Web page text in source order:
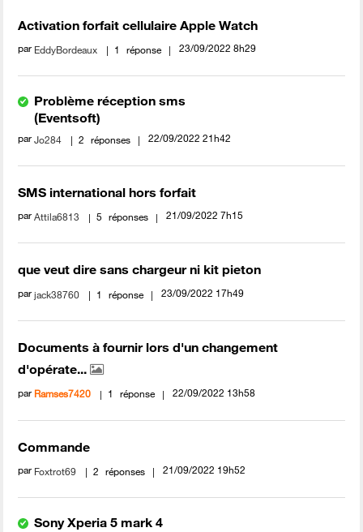
Activation forfait cellulaire Apple Watch
par EddyBordeaux 1 réponse ‎23/09/2022 8h29
Problème réception sms
(Eventsoft)
parJo284 2 réponses ‎22/09/2022 21h42
SMS international hors forfait
parAttila6813 5 réponses ‎21/09/2022 7h15
que veut dire sans chargeur ni kit pieton
parjack38760 1 réponse ‎23/09/2022 17h49
Documents à fournir lors d'un changement
d'opérate...
par Ramses7420 1 réponse ‎22/09/2022 13h58
Commande
par Foxtrot69 2 réponses ‎21/09/2022 19h52
Sony Xperia 5 mark 4